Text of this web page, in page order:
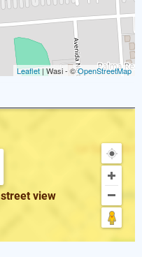
Leaflet| Wasi - ©OpenStreetMap
street view